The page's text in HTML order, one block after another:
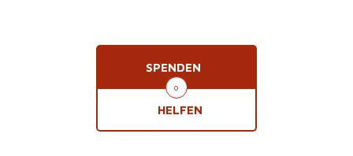
SPENDEN
o
HELFEN